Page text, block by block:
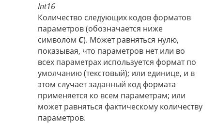
Int16
Количество следующих кодов форматов
параметров (обозначается ниже
символом C). Может равняться нулю,
показывая, что параметров нет или во
всех параметрах используется формат по
умолчанию (текстовый); или единице, и в
этом случает заданный код формата
применяется ко всем параметрам; или
может равняться фактическому количеству
параметров.